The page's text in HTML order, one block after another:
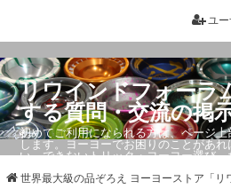
ユ
リワインドフォーラ
する質問・交流の掲
初めてご利用になられる方は、ページ
します。ヨーヨーでお困りのことがあ
い。できないトリック・ヨーヨー選び
世界最大級の品ぞろえ ヨーヨーストア「リ